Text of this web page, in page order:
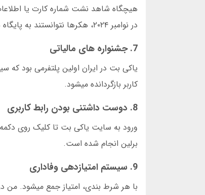
در نوامبر ۲۰۲۴، هکرها نتوانستند به پایگاه داده نفوذ کنند.
7. جشنواره های مالیاتی
کاربر بازگردانده میشود.
8. دوست داشتنی بودن رابط کاربری
برلین انجام شده است.
9. سیستم امتیازدهی وفاداری